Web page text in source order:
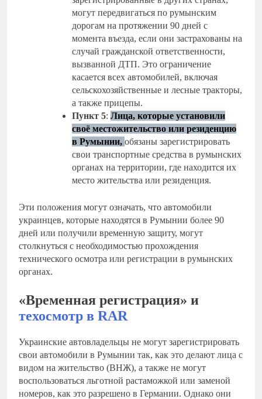
могут передвигаться по румынским
дорогам на протяжении 90 дней с
момента въезда, если они застрахованы на
случай гражданской ответственности,
вызванной ДТП. Это ограничение
касается всех автомобилей, включая
сельскохозяйственные и лесные тракторы,
а также прицепы.
Пункт 5:Лица, которые установили
своё местожительство или резиденцию
в Румынии,обязаны зарегистрировать
свои транспортные средства в румынских
органах на территории, где находится их
место жительства или резиденция.
Эти положения могут означать, что автомобили
украинцев, которые находятся в Румынии более 90
дней или получили временную защиту, могут
столкнуться с необходимостью прохождения
технического осмотра или регистрации в румынских
органах.
«Временная регистрация» и
техосмотр в RAR
Украинские автовладельцы не могут зарегистрировать
свои автомобили в Румынии так, как это делают лица с
видом на жительство (ВНЖ), а также не могут
воспользоваться льготной растаможкой или заменой
номеров, как это разрешено в Германии. Однако они